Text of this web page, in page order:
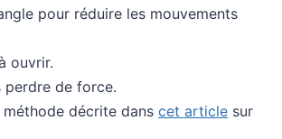
pour réduire les mouvements
ouvrir.
perdre de force.
décrite dans cet article sur